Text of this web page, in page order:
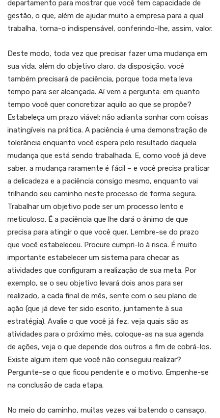
departamento para mostrar que você tem capacidade de
gestão, o que, além de ajudar muito a empresa para a qual
trabalha, torna-o indispensável, conferindo-lhe, assim, valor.
Deste modo, toda vez que precisar fazer uma mudança em
sua vida, além do objetivo claro, da disposição, você
também precisará de paciência, porque toda meta leva
tempo para ser alcançada. Aí vem a pergunta: em quanto
tempo você quer concretizar aquilo ao que se propõe?
Estabeleça um prazo viável: não adianta sonhar com coisas
inatingíveis na prática. A paciência é uma demonstração de
tolerância enquanto você espera pelo resultado daquela
mudança que está sendo trabalhada. E, como você já deve
saber, a mudança raramente é fácil – e você precisa praticar
a delicadeza e a paciência consigo mesmo, enquanto vai
trilhando seu caminho neste processo de forma segura.
Trabalhar um objetivo pode ser um processo lento e
meticuloso. É a paciência que lhe dará o ânimo de que
precisa para atingir o que você quer. Lembre-se do prazo
que você estabeleceu. Procure cumpri-lo à risca. É muito
importante estabelecer um sistema para checar as
atividades que configuram a realização de sua meta. Por
exemplo, se o seu objetivo levará dois anos para ser
realizado, a cada final de mês, sente com o seu plano de
ação (que já deve ter sido escrito, juntamente à sua
estratégia). Avalie o que você já fez, veja quais são as
atividades para o próximo mês, coloque-as na sua agenda
de ações, veja o que depende dos outros a fim de cobrá-los.
Existe algum item que você não conseguiu realizar?
Pergunte-se o que ficou pendente e o motivo. Empenhe-se
na conclusão de cada etapa.
No meio do caminho, muitas vezes vai batendo o cansaço,